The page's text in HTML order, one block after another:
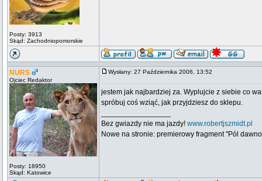
Posty: 3913
Skąd: Zachodniopomorskie
NURS
Ojciec Redaktor
Posty: 18950
Skąd: Katowice
Wysłany: 27 Października 2006, 13:52
jestem jak najbardziej za. Wyplujcie z siebie co
spróbuj coś wziąć, jak przyjdziesz do sklepu.
Bez gwiazdy nie ma jazdy! www.robertjszmidt.pl
Nowe na stronie: premierowy fragment "Pól